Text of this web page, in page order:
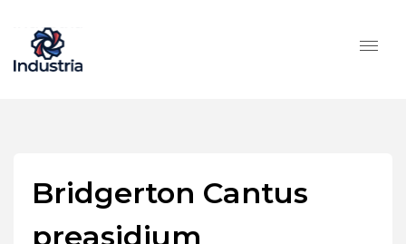
Bridgerton Cantus
preasidium